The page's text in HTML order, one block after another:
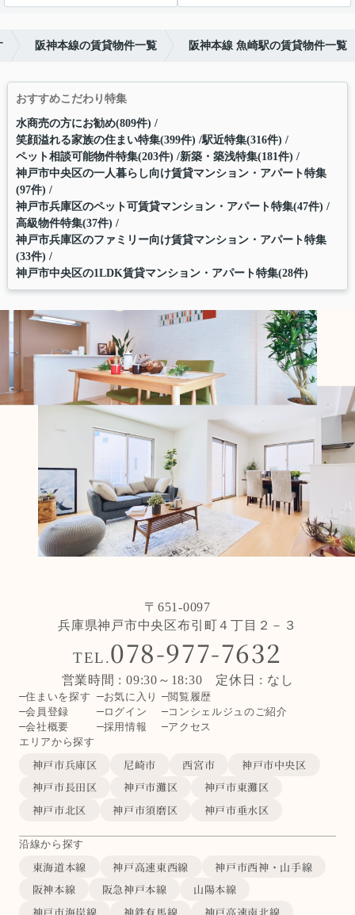
阪神本線の賃貸物件一覧 阪神本線 魚崎駅の賃貸物件一覧
おすすめこだわり特集
水商売の方にお勧め(809件)
笑顔溢れる家族の住まい特集(399件) 駅近特集(316件)
ペット相談可能物件特集(203件) 新築・築浅特集(181件)
神戸市中央区の一人暮らし向け賃貸マンション・アパート特集
(97件)
神戸市兵庫区のペット可賃貸マンション・アパート特集(47件)
高級物件特集(37件)
神戸市兵庫区のファミリー向け賃貸マンション・アパート特集
(33件)
神戸市中央区の1LDK賃貸マンション・アパート特集(28件)
〒651-0097
兵庫県神戸市中央区布引町４丁目２－３
TEL.078-977-7632
営業時間 : 09:30～18:30 定休日 : なし
住まいを探す お気に入り
閲覧履歴
会員登録
ログイン
コンシェルジュのご紹介
会社概要
採用情報
アクセス
エリアから探す
神戸市兵庫区 尼崎市 西宮市
神戸市中央区
神戸市長田区
神戸市灘区
神戸市東灘区
神戸市北区
神戸市須磨区 神戸市垂水区
沿線から探す
東海道本線 神戸高速東西線
神戸市西神・山手線
阪神本線
阪急神戸本線
山陽本線